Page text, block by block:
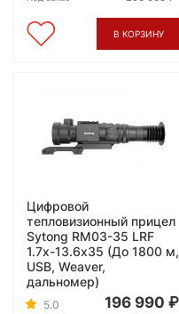
В КОРЗИНУ
Цифровой
тепловизионный прицел
Sytong RM03-35 LRF
1.7х-13.6x35 (До 1800 м,
USB, Weaver,
дальномер)
5.0 196 990